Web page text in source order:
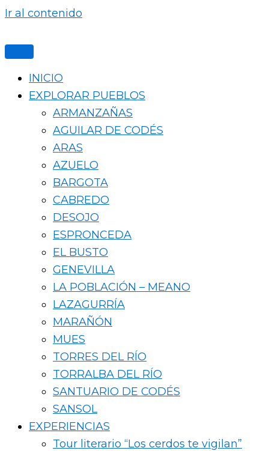
Ir al contenido
INICIO
EXPLORAR PUEBLOS
ARMANZAÑAS
AGUILAR DE CODÉS
ARAS
AZUELO
BARGOTA
CABREDO
DESOJO
ESPRONCEDA
EL BUSTO
GENEVILLA
LA POBLACIÓN – MEANO
LAZAGURRÍA
MARAÑÓN
MUES
TORRES DEL RÍO
TORRALBA DEL RÍO
SANTUARIO DE CODÉS
SANSOL
EXPERIENCIAS
Tour literario “Los cerdos te vigilan”